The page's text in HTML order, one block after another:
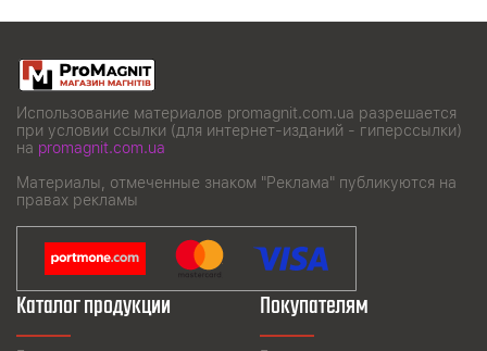
Использование материалов promagnit.com.ua разрешается
при условии ссылки (для интернет-изданий - гиперссылки)
на promagnit.com.ua
Материалы, отмеченные знаком "Реклама" публикуются на
правах рекламы
Каталог продукции Покупателям